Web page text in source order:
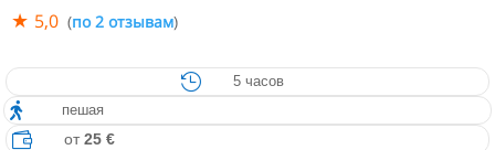
★ 5,0 (по 2 отзывам)
 5 часов
 пешая
 от25 €